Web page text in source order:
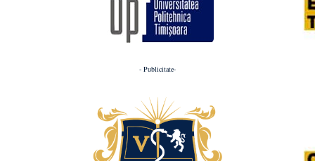
- Publicitate-